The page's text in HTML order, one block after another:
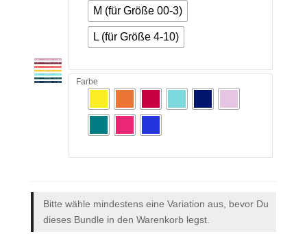
M (für Größe 00-3)
L (für Größe 4-10)
Farbe
Bitte wähle mindestens eine Variation aus, bevor Du
dieses Bundle in den Warenkorb legst.